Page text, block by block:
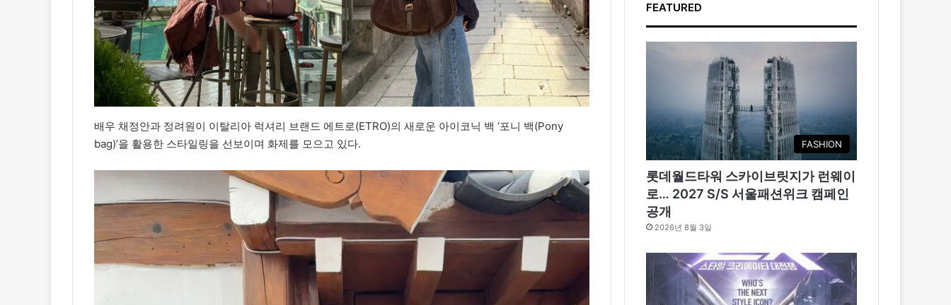
배우 채정안과 정려원이 이탈리아 럭셔리 브랜드 에트로(ETRO)의 새로운 아이코닉 백 ‘포니 백(Pony
bag)’을 활용한 스타일링을 선보이며 화제를 모으고 있다.
FEATURED
FASHION
롯데월드타워 스카이브릿지가 런웨이
로… 2027 S/S 서울패션위크 캠페인
공개
2026년 8월 3일